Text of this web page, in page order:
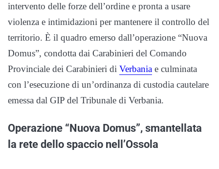
intervento delle forze dell’ordine e pronta a usare
violenza e intimidazioni per mantenere il controllo del
territorio. È il quadro emerso dall’operazione “Nuova
Domus”, condotta dai Carabinieri del Comando
Provinciale dei Carabinieri di Verbania e culminata
con l’esecuzione di un’ordinanza di custodia cautelare
emessa dal GIP del Tribunale di Verbania.
Operazione “Nuova Domus”, smantellata
la rete dello spaccio nell’Ossola